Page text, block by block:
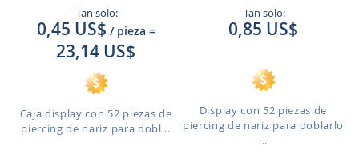
Tan solo:
0,45 US$ / pieza =
23,14 US$
Caja display con 52 piezas de
piercing de nariz para dobl...
Tan solo:
0,85 US$
Display con 52 piezas de
piercing de nariz para doblarlo
...